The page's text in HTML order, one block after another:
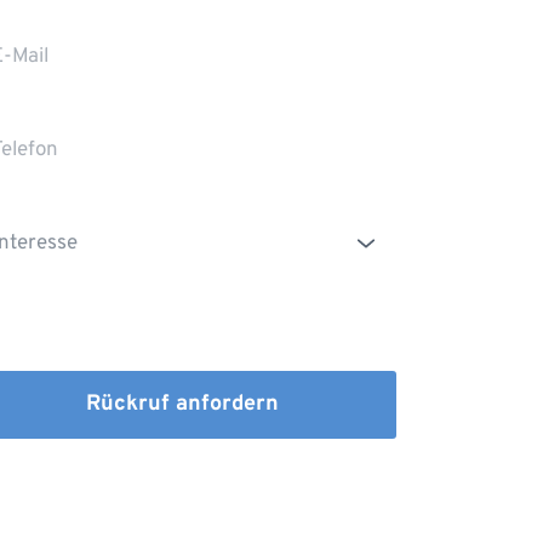
Rückruf anfordern